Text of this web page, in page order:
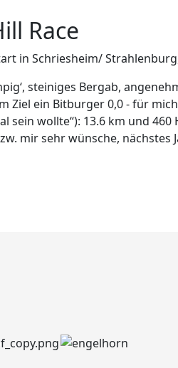
Race
in Schriesheim/
steiniges Bergab,
Ziel ein Bitburger 0,0 - für
sein wollte“): 13.6 km und 460
mir sehr wünsche,